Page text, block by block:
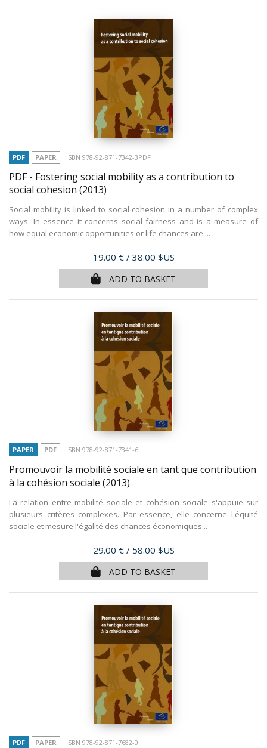
PDF PAPER ISBN 978-92-871-7342-3PDF
PDF - Fostering social mobility as a contribution to
social cohesion (2013)
Social mobility is linked to social cohesion in a number of complex
ways. In essence it concerns social fairness and is a measure of
how equal economic opportunities or life chances are,...
Price
19.00 € / 38.00 $US
ADD TO BASKET
PAPER PDF ISBN 978-92-871-7341-6
Promouvoir la mobilité sociale en tant que contribution
à la cohésion sociale (2013)
La relation entre mobilité sociale et cohésion sociale s'appuie sur
plusieurs critères complexes. Par essence, elle concerne l'équité
sociale et mesure l'égalité des chances économiques...
Price
29.00 € / 58.00 $US
ADD TO BASKET
PDF PAPER ISBN 978-92-871-7682-0